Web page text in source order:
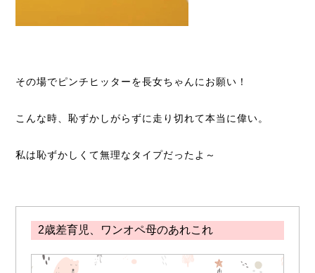
その場でピンチヒッターを長女ちゃんにお願い！
こんな時、恥ずかしがらずに走り切れて本当に偉い。
私は恥ずかしくて無理なタイプだったよ～
2歳差育児、ワンオペ母のあれこれ